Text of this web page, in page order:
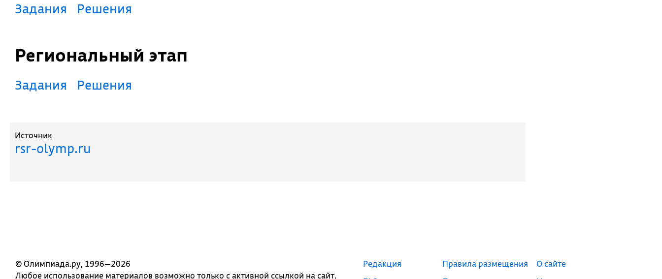
Задания Решения
Региональный этап
Задания Решения
Источник
rsr-olymp.ru
© Олимпиада.ру, 1996—2026
Любое использование материалов возможно только с активной ссылкой на сайт.
Редакция
Правила размещения
О сайте